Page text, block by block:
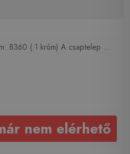
8360 (.1 króm) A csaptelep ...
nem elérhető